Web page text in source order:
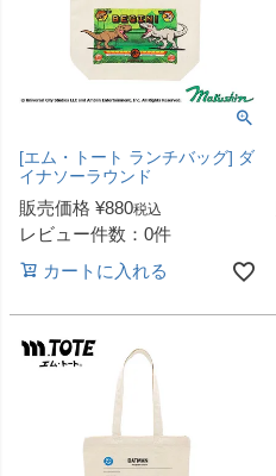
[エム・トート ランチバッグ] ダ
イナソーラウンド
販売価格 ¥880税込
レビュー件数：0件
カートに入れる